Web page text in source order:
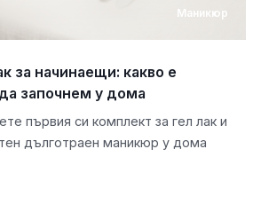
Маникюр
за начинаещи: какво е
започнем у дома
първия си комплект за гел лак и
дълготраен маникюр у дома